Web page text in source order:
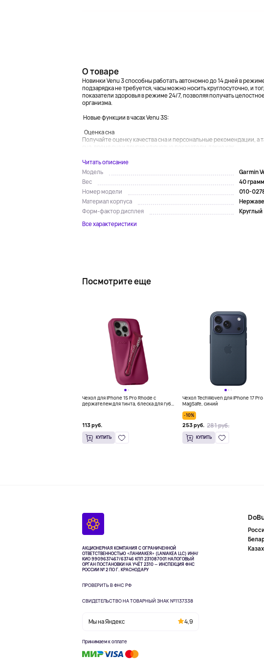
О товаре
Новинки Venu 3 способны работать автономно до 14 дней в
подзарядка не требуется, часы можно носить круглосуточно, и
показатели здоровья в режиме 24/7, позволяя получать
организма.
Новые функции в часах Venu 3S:
Оценка сна
Получайте оценку качества сна и персональные рекомендации, а
Читать описание
Модель
Garmin
Вес
40 грамм
Номер модели
010-
Материал корпуса
Форм-фактор дисплея
Круглый
Все характеристики
Посмотрите еще
Чехол для iPhone 15 Pro Rhode с
держателем для тинта, блеска для губ,
113 руб.
КУПИТЬ
Чехол TechWoven для iPhone 17 Pro
MagSafe, синий
-10%
253 руб. 281 руб.
КУПИТЬ
АКЦИОНЕРНАЯ КОМПАНИЯ С ОГРАНИЧЕННОЙ
ОТВЕТСТВЕННОСТЬЮ «ЛАНИАКЕЯ» (LANIAKEA LLC) ИНН/
КИО 9909637467/63746 КПП 231087001 НАЛОГОВЫЙ
ОРГАН ПОСТАНОВКИ НА УЧЁТ 2310 — ИНСПЕКЦИЯ ФНС
РОССИИ № 2 ПО Г. КРАСНОДАРУ
ПРОВЕРИТЬ В ФНС РФ
СВИДЕТЕЛЬСТВО НА ТОВАРНЫЙ ЗНАК №1137338
Мы на Яндекс 4,9
Принимаем к оплате